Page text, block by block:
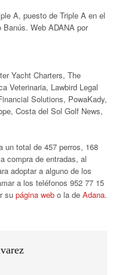
A, puesto de Triple A en el
Web ADANA por
Yacht Charters, The
Veterinaria, Lawbird Legal
Solutions, PowaKady,
Costa del Sol Golf News,
un total de 457 perros, 168
compra de entradas, al
adoptar a alguno de los
a los teléfonos 952 77 15
su página web o la de Adana.